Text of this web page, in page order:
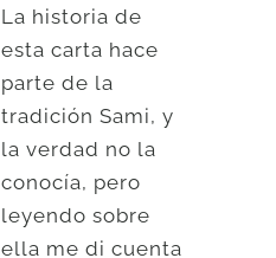
La historia de
esta carta hace
parte de la
tradición Sami, y
la verdad no la
conocía, pero
leyendo sobre
ella me di cuenta